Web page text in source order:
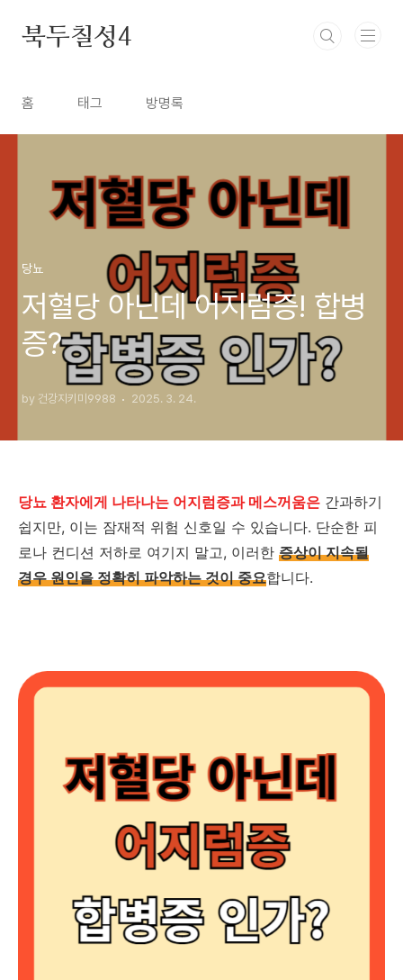
북두칠성4
홈 태그 방명록
당뇨
저혈당 아닌데 어지럼증! 합병
증?
by 건강지키미9988 2025. 3. 24.
당뇨 환자에게 나타나는 어지럼증과 메스꺼움은 간과하기
쉽지만, 이는 잠재적 위험 신호일 수 있습니다. 단순한 피
로나 컨디션 저하로 여기지 말고, 이러한 증상이 지속될
경우 원인을 정확히 파악하는 것이 중요합니다.